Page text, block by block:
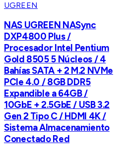
UGREEN
NAS UGREEN NASync
DXP4800 Plus /
Procesador Intel Pentium
Gold 8505 5 Núcleos / 4
Bahías SATA + 2 M.2 NVMe
PCIe 4.0 / 8GB DDR5
Expandible a 64GB /
10GbE + 2.5GbE / USB 3.2
Gen 2 Tipo C / HDMI 4K /
Sistema Almacenamiento
Conectado Red